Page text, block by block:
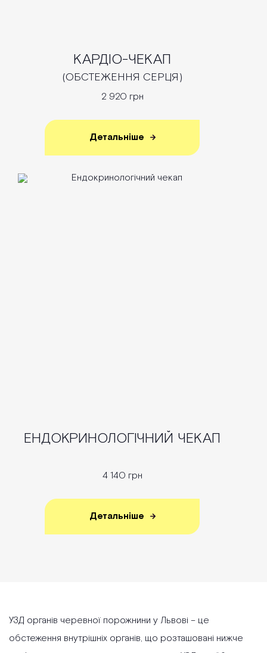
КАРДІО-ЧЕКАП
(ОБСТЕЖЕННЯ СЕРЦЯ)
2 920 грн
Детальніше
ЕНДОКРИНОЛОГІЧНИЙ ЧЕКАП
4 140 грн
Детальніше
УЗД органів черевної порожнини у Львові – це
обстеження внутрішніх органів, що розташовані нижче